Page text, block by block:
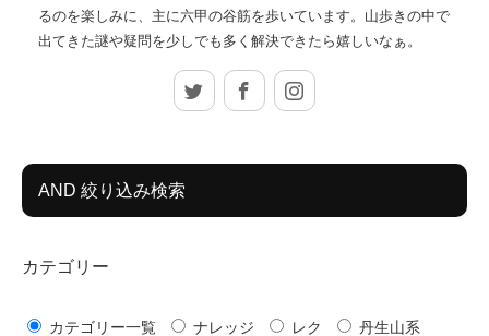
るのを楽しみに、主に六甲の谷筋を歩いています。山歩きの中で
出てきた謎や疑問を少しでも多く解決できたら嬉しいなぁ。
Twitter FacebookInstagram
AND 絞り込み検索
カテゴリー
カテゴリー一覧 ナレッジ レク 丹生山系